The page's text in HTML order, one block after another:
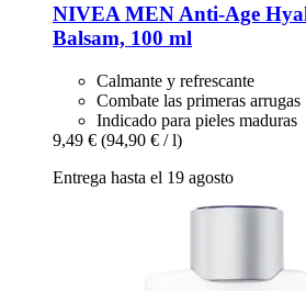
NIVEA MEN Anti-​Age
Balsam, 100 ml
Calmante y refrescante
Combate las primeras arrugas
Indicado para pieles maduras
9,49 € (94,90 € / l)
Entrega hasta el 19 agosto